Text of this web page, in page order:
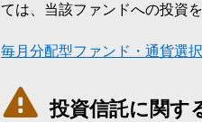
ては、当該ファンドへの投資
毎月分配型ファンド・通貨選
 投資信託に関す